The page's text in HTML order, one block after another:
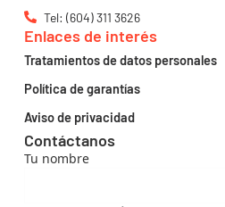
Tel: (604) 311 3626
Contáctanos
Tu nombre
Enlaces de interés
Tratamientos de datos personales
Política de garantías
Aviso de privacidad